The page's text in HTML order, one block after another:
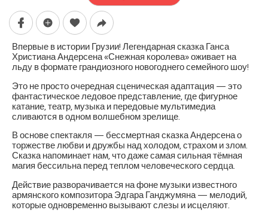
Впервые в истории Грузии! Легендарная сказка Ганса
Христиана Андерсена «Снежная королева» оживает на
льду в формате грандиозного новогоднего семейного шоу!
Это не просто очередная сценическая адаптация — это
фантастическое ледовое представление, где фигурное
катание, театр, музыка и передовые мультимедиа
сливаются в одном волшебном зрелище.
В основе спектакля — бессмертная сказка Андерсена о
торжестве любви и дружбы над холодом, страхом и злом.
Сказка напоминает нам, что даже самая сильная тёмная
магия бессильна перед теплом человеческого сердца.
Действие разворачивается на фоне музыки известного
армянского композитора Эдгара Ганджумяна — мелодий,
которые одновременно вызывают слезы и исцеляют.